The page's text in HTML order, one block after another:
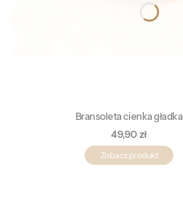
Bransoleta cienka gładka
Cena
49,90 zł
Zobacz produkt